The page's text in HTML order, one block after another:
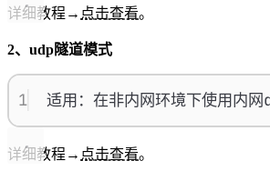
详细教程→ 点击查看。
2、udp隧道模式
1 适用：在非内网环境下使用内
详细教程→ 点击查看。